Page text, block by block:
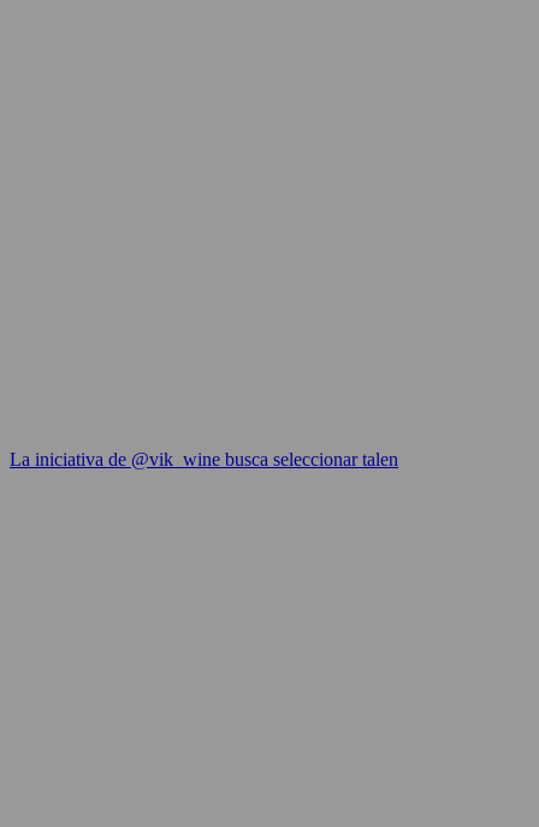
La iniciativa de @vik_wine busca seleccionar talen